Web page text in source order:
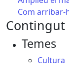
Com arribar-
+
Contingut
Temes
Cultura